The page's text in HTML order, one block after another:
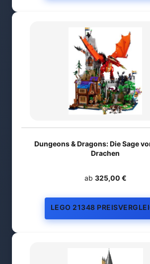
Dungeons & Dragons: Die Sage
Drachen
ab 325,00 €
LEGO 21348